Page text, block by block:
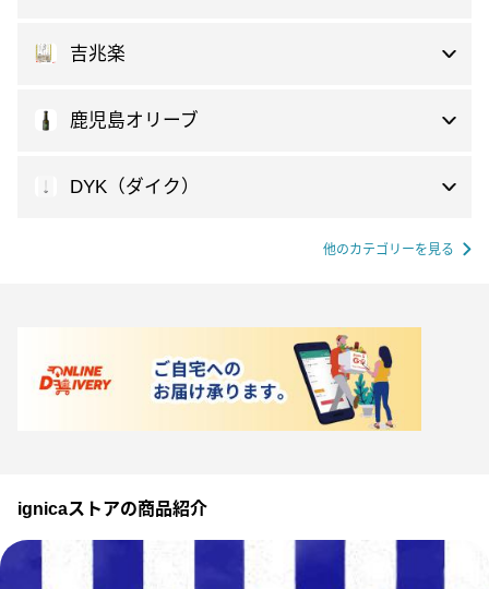
吉兆楽
鹿児島オリーブ
DYK（ダイク）
他のカテゴリーを見る
ignicaストアの商品紹介